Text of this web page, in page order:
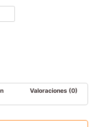
Valoraciones (0)